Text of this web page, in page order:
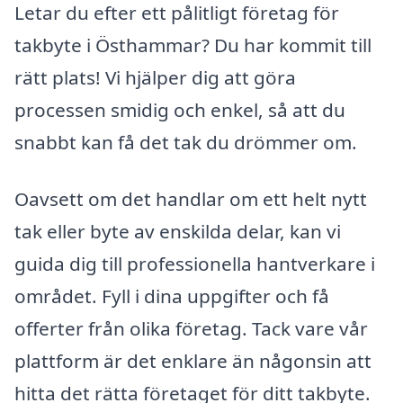
Letar du efter ett pålitligt företag för
takbyte i Östhammar? Du har kommit till
rätt plats! Vi hjälper dig att göra
processen smidig och enkel, så att du
snabbt kan få det tak du drömmer om.
Oavsett om det handlar om ett helt nytt
tak eller byte av enskilda delar, kan vi
guida dig till professionella hantverkare i
området. Fyll i dina uppgifter och få
offerter från olika företag. Tack vare vår
plattform är det enklare än någonsin att
hitta det rätta företaget för ditt takbyte.